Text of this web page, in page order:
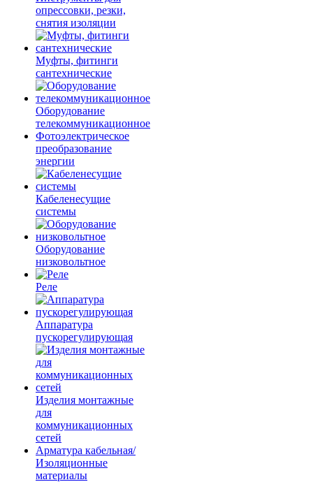
опрессовки, резки,
снятия изоляции
Муфты, фитинги
сантехнические
Оборудование
телекоммуникационное
Фотоэлектрическое
преобразование
энергии
Кабеленесущие
системы
Оборудование
низковольтное
Реле
Аппаратура
пускорегулирующая
Изделия монтажные
для
коммуникационных
сетей
Арматура кабельная/
Изоляционные
материалы